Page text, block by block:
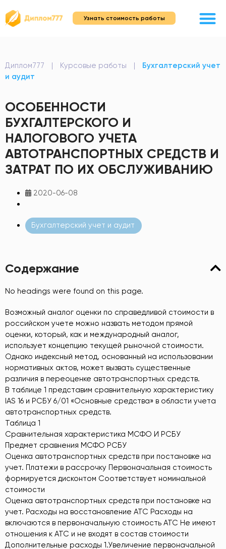
Узнать стоимость работы
Диплом777 | Курсовые работы |
Бухгалтерский учет
и аудит
ОСОБЕННОСТИ
БУХГАЛТЕРСКОГО И
НАЛОГОВОГО УЧЕТА
АВТОТРАНСПОРТНЫХ СРЕДСТВ И
ЗАТРАТ ПО ИХ ОБСЛУЖИВАНИЮ
2020-06-08
Бухгалтерский учет и аудит
Содержание
No headings were found on this page.
Возможный аналог оценки по справедливой стоимости в
российском учете можно назвать методом прямой
оценки, который, как и международный аналог,
использует концепцию текущей рыночной стоимости.
Однако индексный метод, основанный на использовании
нормативных актов, может вызвать существенные
различия в переоценке автотранспортных средств.
В таблице 1 представим сравнительную характеристику
IAS 16 и РСБУ 6/01 «Основные средства» в области учета
автотранспортных средств.
Таблица 1
Сравнительная характеристика МСФО И РСБУ
Предмет сравнения МСФО РСБУ
Оценка автотранспортных средств при постановке на
учет. Платежи в рассрочку Первоначальная стоимость
формируется дисконтом Соответствует номинальной
стоимости
Оценка автотранспортных средств при постановке на
учет. Расходы на восстановление АТС Расходы на
включаются в первоначальную стоимость АТС Не имеют
отношения к АТС и не входят в состав стоимости
Дополнительные расходы 1.Увеличение первоначальной